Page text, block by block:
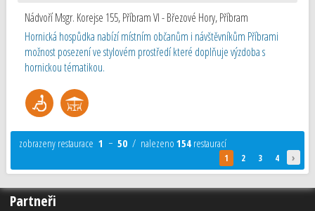
Nádvoří Msgr. Korejse 155, Příbram VI - Březové Hory,Příbram
Hornická hospůdka nabízí místním občanům i návštěvníkům Příbrami
možnost posezení ve stylovém prostředí které doplňuje výzdoba s
hornickou tématikou.
zobrazeny restaurace 1 − 50/ nalezeno 154restaurací
1 2 3 4 ›
Partneři